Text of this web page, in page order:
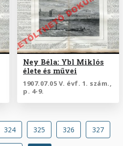
Ney Béla: Ybl Miklós
élete és művei
1907.07.05 V. évf. 1. szám.,
p. 4-9.
Oldalszámozás
Oldal
324 Oldal
325 Oldal
326 Oldal
327